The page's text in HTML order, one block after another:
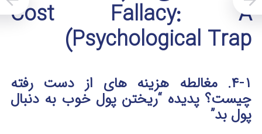
Cost Fallacy: A
Psychological Trap)
۴-۱. مغالطه هزینه های از دست رفته
چیست؟ پدیده “ریختن پول خوب به دنبال
پول بد”